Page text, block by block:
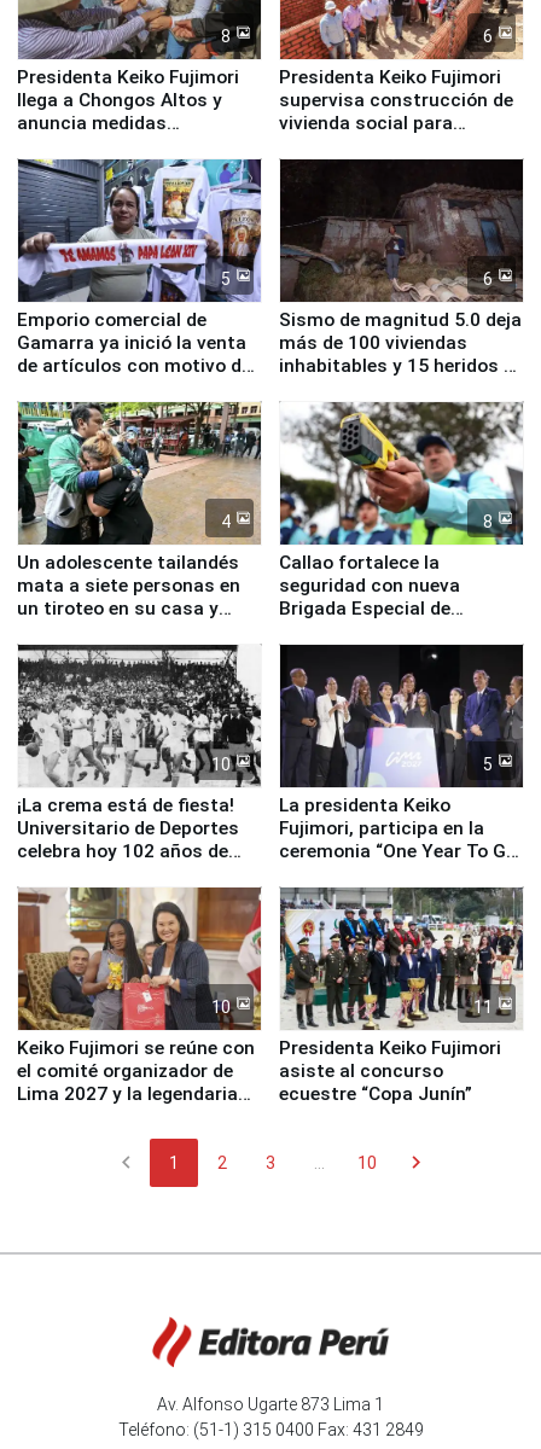
8
Presidenta Keiko Fujimori
llega a Chongos Altos y
anuncia medidas
educación, salud y empleo
6
Presidenta Keiko Fujimori
supervisa construcción de
vivienda social para
5
Emporio comercial de
Gamarra ya inició la venta
de artículos con motivo de
6
Sismo de magnitud 5.0 deja
más de 100 viviendas
inhabitables y 15 heridos en
4
Un adolescente tailandés
mata a siete personas en
un tiroteo en su casa y
8
Callao fortalece la
seguridad con nueva
Brigada Especial de
equipamiento para
Serenazgo
10
¡La crema está de fiesta!
Universitario de Deportes
celebra hoy 102 años de
5
La presidenta Keiko
Fujimori, participa en la
ceremonia “One Year To Go
10
Keiko Fujimori se reúne con
el comité organizador de
Lima 2027 y la legendaria
11
Presidenta Keiko Fujimori
asiste al concurso
ecuestre “Copa Junín”
chevron_left 1 2 3 ... 10 chevron_right
Av. Alfonso Ugarte 873 Lima 1
Teléfono: (51-1) 315 0400 Fax: 431 2849